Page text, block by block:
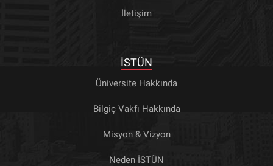
İletişim
İSTÜN
Üniversite Hakkında
Bilgiç Vakfı Hakkında
Misyon & Vizyon
Neden İSTÜN